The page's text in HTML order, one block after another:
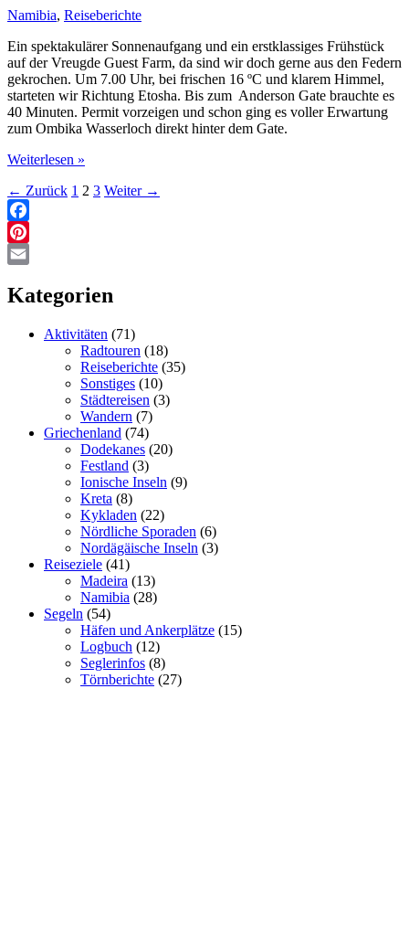
bis
Namibia, Reiseberichte
Ein spektakulärer Sonnenaufgang und ein erstklassiges Frühstück
auf der Vreugde Guest Farm, da sind wir doch gerne aus den Federn
gekrochen. Um 7.00 Uhr, bei frischen 16 ºC und klarem Himmel,
starteten wir Richtung Etosha. Bis zum Anderson Gate brauchte es
40 Minuten. Permit vorzeigen und schon ging es voller Erwartung
zum Ombika Wasserloch direkt hinter dem Gate.
Pirschfahrt
der
Vreugde
Guest
Farm
in
Etosha
Park
Weiterlesen »
← Zurück 1 2 3 Weiter →
Facebook
Pinterest
Kategorien
Aktivitäten (71)
Radtouren (18)
Reiseberichte (35)
Sonstiges (10)
Städtereisen (3)
Wandern (7)
Griechenland (74)
Dodekanes (20)
Festland (3)
Ionische Inseln (9)
Kreta (8)
Kykladen (22)
Nördliche Sporaden (6)
Nordägäische Inseln (3)
Reiseziele (41)
Madeira (13)
Namibia (28)
Segeln (54)
Häfen und Ankerplätze (15)
Logbuch (12)
Seglerinfos (8)
Törnberichte (27)